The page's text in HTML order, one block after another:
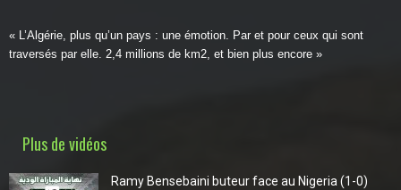
« L’Algérie, plus qu’un pays : une émotion. Par et pour ceux qui sont
traversés par elle. 2,4 millions de km2, et bien plus encore »
Plus de vidéos
Ramy Bensebaini buteur face au Nigeria (1-0)